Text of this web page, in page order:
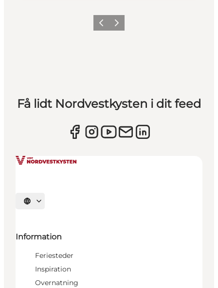
ForrigeNæste
Få lidt Nordvestkysten i dit feed
Vælg sprog
Information
Feriesteder
Inspiration
Overnatning